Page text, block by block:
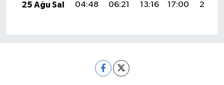
25 Ağu Sal
04:48 06:21 13:16 17:00 20:01